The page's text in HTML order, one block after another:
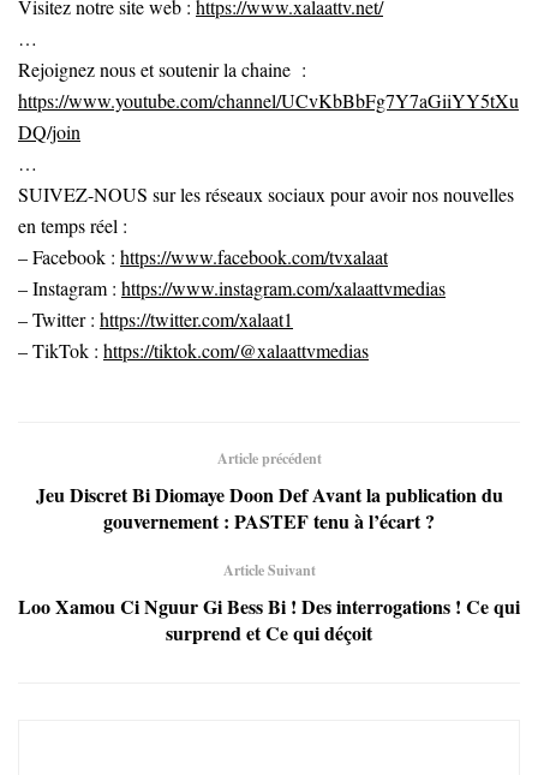
Visitez notre site web : https://www.xalaattv.net/
…
Rejoignez nous et soutenir la chaine :
https://www.youtube.com/channel/UCvKbBbFg7Y7aGiiYY5tXu
DQ/join
…
SUIVEZ-NOUS sur les réseaux sociaux pour avoir nos nouvelles
en temps réel :
– Facebook : https://www.facebook.com/tvxalaat
– Instagram : https://www.instagram.com/xalaattvmedias
– Twitter : https://twitter.com/xalaat1
– TikTok : https://tiktok.com/@xalaattvmedias
Article précédent
Jeu Discret Bi Diomaye Doon Def Avant la publication du
gouvernement : PASTEF tenu à l’écart ?
Article Suivant
Loo Xamou Ci Nguur Gi Bess Bi ! Des interrogations ! Ce qui
surprend et Ce qui déçoit